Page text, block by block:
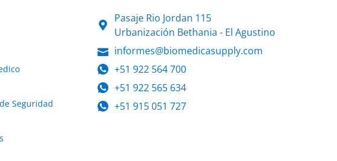
Seguridad
Pasaje Rio Jordan 115
Urbanización Bethania - El Agustino
informes@biomedicasupply.com
+51 922 564 700
+51 922 565 634
+51 915 051 727